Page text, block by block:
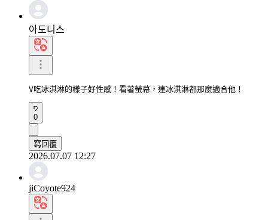
아도니스
V吃冰淇淋的樣子好性感！看著螢幕，連冰淇淋都那麼適合他！
0
寫回覆
2026.07.07 12:27
jiCoyote924